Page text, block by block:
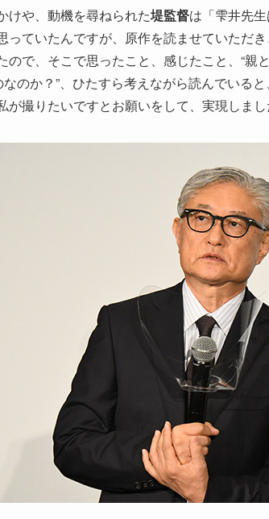
けや、動機を尋ねられた堤監督は「雫井先
っていたんですが、原作を読ませていただ
ので、そこで思ったこと、感じたこと、“親
なのか？”、ひたすら考えながら読んでいる
が撮りたいですとお願いをして、実現しまし